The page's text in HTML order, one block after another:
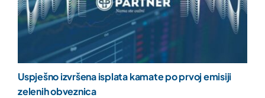
Uspješno izvršena isplata kamate po prvoj emisiji
zelenih obveznica